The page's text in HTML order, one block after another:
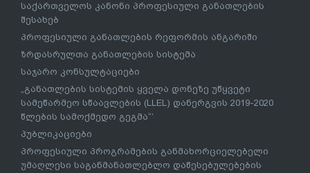
საქართველოს კანონი პროფესიული განათლების
შესახებ
პროფესიული განათლების რეფორმის ანგარიში
ზრდასრულთა განათლების სისტემა
საჯარო კონსულტაციები
„განათლების სისტემის ყველა დონეზე უწყვეტი
სამეწარმეო სწაავლების (LLEL) დანერგვის 2019-2020
წლების სამოქმედო გეგმა“’
პუბლიკაციები
პროფესიული პროგრამების განმახორციელებელი
უმაღლესი საგანმანათლებლო დაწესებულებების